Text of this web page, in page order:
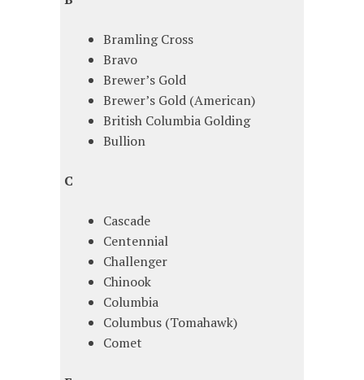
Bramling Cross
Bravo
Brewer’s Gold
Brewer’s Gold (American)
British Columbia Golding
Bullion
C
Cascade
Centennial
Challenger
Chinook
Columbia
Columbus (Tomahawk)
Comet